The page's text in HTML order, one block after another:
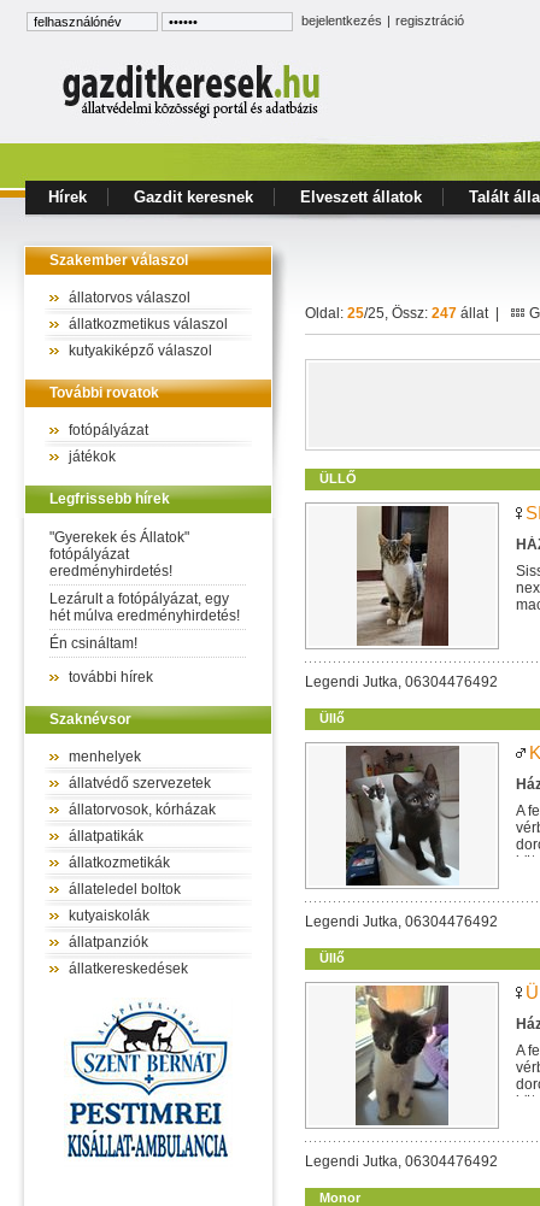
bejelentkezés | regisztráció
Hírek Gazdit keresnek Elveszett állatok Talált
Szakember válaszol
állatorvos válaszol
állatkozmetikus válaszol
kutyakiképző válaszol
További rovatok
fotópályázat
játékok
Legfrissebb hírek
"Gyerekek és Állatok"
fotópályázat
eredményhirdetés!
Lezárult a fotópályázat, egy
hét múlva eredményhirdetés!
Én csináltam!
további hírek
Szaknévsor
menhelyek
állatvédő szervezetek
állatorvosok, kórházak
állatpatikák
állatkozmetikák
állateledel boltok
kutyaiskolák
állatpanziók
állatkereskedések
Oldal: 25/25, Össz: 247 állat |
ÜLLŐ
Legendi Jutka, 06304476492
Üllő
A
Legendi Jutka, 06304476492
Üllő
A
Legendi Jutka, 06304476492
Monor